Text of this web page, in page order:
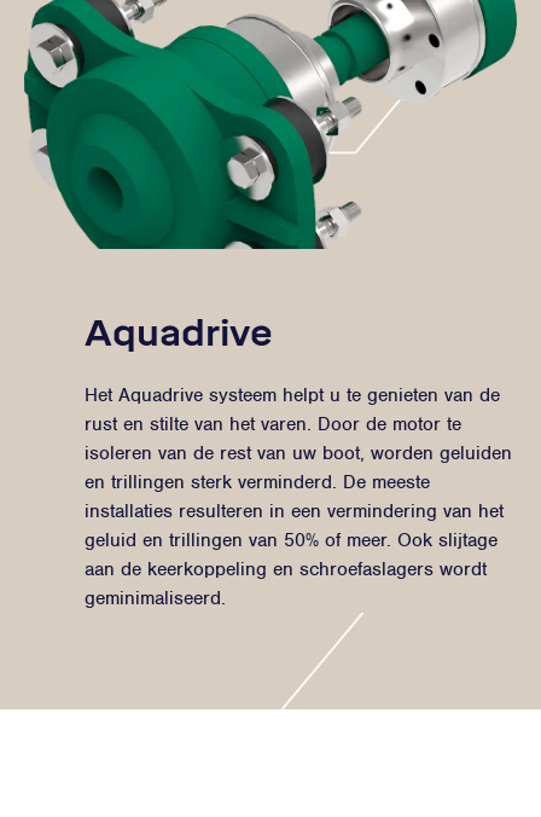
Aquadrive
Het Aquadrive systeem helpt u te genieten van de
rust en stilte van het varen. Door de motor te
isoleren van de rest van uw boot, worden geluiden
en trillingen sterk verminderd. De meeste
installaties resulteren in een vermindering van het
geluid en trillingen van 50% of meer. Ook slijtage
aan de keerkoppeling en schroefaslagers wordt
geminimaliseerd.